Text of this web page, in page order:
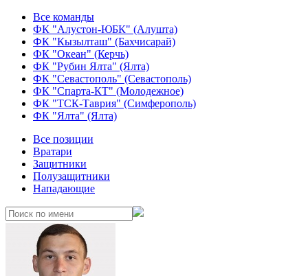
Все команды
ФК "Алустон-ЮБК" (Алушта)
ФК "Кызылташ" (Бахчисарай)
ФК "Океан" (Керчь)
ФК "Рубин Ялта" (Ялта)
ФК "Севастополь" (Севастополь)
ФК "Спарта-КТ" (Молодежное)
ФК "ТСК-Таврия" (Симферополь)
ФК "Ялта" (Ялта)
Все позиции
Вратари
Защитники
Полузащитники
Нападающие